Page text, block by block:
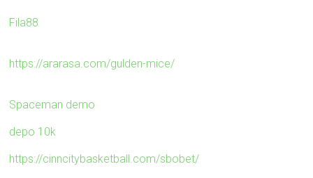
Fila88
https://ararasa.com/gulden-mice/
Spaceman demo
depo 10k
https://cinncitybasketball.com/sbobet/